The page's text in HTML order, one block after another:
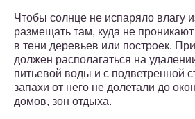
Чтобы солнце не испаряло влагу
размещать там, куда не
в тени деревьев или построек.
должен располагаться на
питьевой воды и с подветренной
запахи от него не долетали до
домов, зон отдыха.